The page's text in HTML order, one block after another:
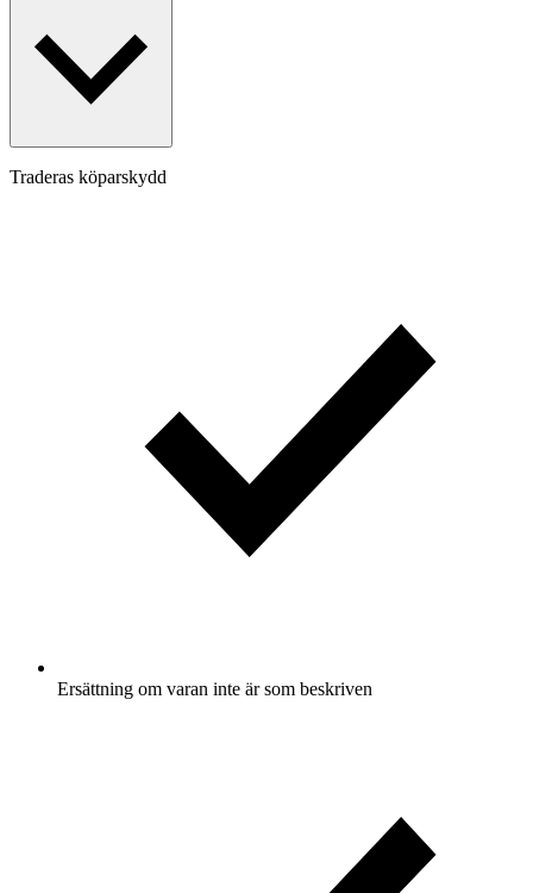
Traderas köparskydd
Ersättning om varan inte är som beskriven